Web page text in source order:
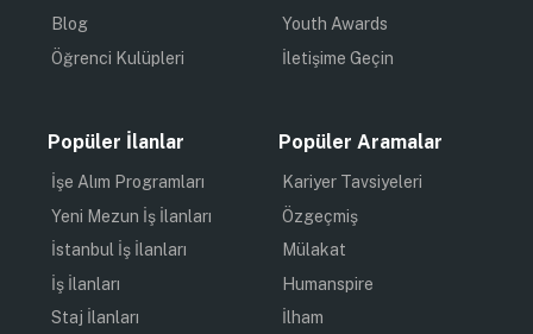
Blog
Öğrenci Kulüpleri
Youth Awards
İletişime Geçin
Popüler İlanlar
İşe Alım Programları
Yeni Mezun İş İlanları
İstanbul İş İlanları
İş İlanları
Staj İlanları
Popüler Aramalar
Kariyer Tavsiyeleri
Özgeçmiş
Mülakat
Humanspire
İlham